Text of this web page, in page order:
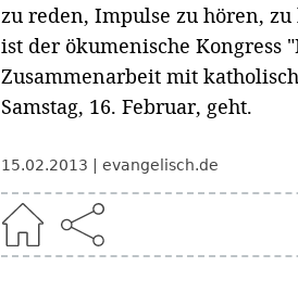
zu reden, Impulse zu hören,
ist der ökumenische Kongress
Zusammenarbeit mit
Samstag, 16. Februar, geht.
15.02.2013 evangelisch.de